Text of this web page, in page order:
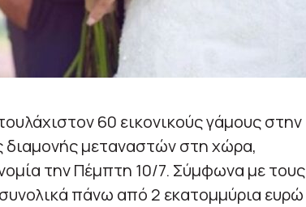
60 εικονικούς γάμους στην
διαμονής μεταναστών στη χώρα,
την Πέμπτη 10/7. Σύμφωνα με τους
πάνω από 2 εκατομμύρια ευρώ